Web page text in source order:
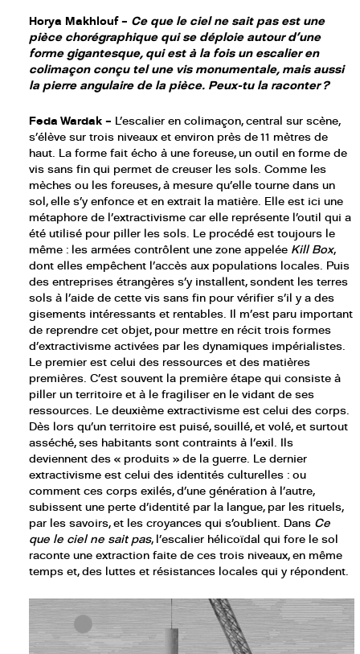
Horya Makhlouf – Ce que le ciel ne sait pas est une
pièce chorégraphique qui se déploie autour d’une
forme gigantesque, qui est à la fois un escalier en
colimaçon conçu tel une vis monumentale, mais aussi
la pierre angulaire de la pièce. Peux-tu la raconter ?
Feda Wardak – L’escalier en colimaçon, central sur scène,
s’élève sur trois niveaux et environ près de 11 mètres de
haut. La forme fait écho à une foreuse, un outil en forme de
vis sans fin qui permet de creuser les sols. Comme les
mèches ou les foreuses, à mesure qu’elle tourne dans un
sol, elle s’y enfonce et en extrait la matière. Elle est ici une
métaphore de l’extractivisme car elle représente l’outil qui a
été utilisé pour piller les sols. Le procédé est toujours le
même : les armées contrôlent une zone appelée Kill Box,
dont elles empêchent l’accès aux populations locales. Puis
des entreprises étrangères s’y installent, sondent les terres
sols à l’aide de cette vis sans fin pour vérifier s’il y a des
gisements intéressants et rentables. Il m’est paru important
de reprendre cet objet, pour mettre en récit trois formes
d’extractivisme activées par les dynamiques impérialistes.
Le premier est celui des ressources et des matières
premières. C’est souvent la première étape qui consiste à
piller un territoire et à le fragiliser en le vidant de ses
ressources. Le deuxième extractivisme est celui des corps.
Dès lors qu’un territoire est puisé, souillé, et volé, et surtout
asséché, ses habitants sont contraints à l’exil. Ils
deviennent des « produits » de la guerre. Le dernier
extractivisme est celui des identités culturelles : ou
comment ces corps exilés, d’une génération à l’autre,
subissent une perte d’identité par la langue, par les rituels,
par les savoirs, et les croyances qui s’oublient. DansCe
que le ciel ne sait pas, l’escalier hélicoïdal qui fore le sol
raconte une extraction faite de ces trois niveaux, en même
temps et, des luttes et résistances locales qui y répondent.